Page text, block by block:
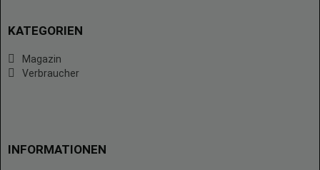
KATEGORIEN
Magazin
Verbraucher
INFORMATIONEN